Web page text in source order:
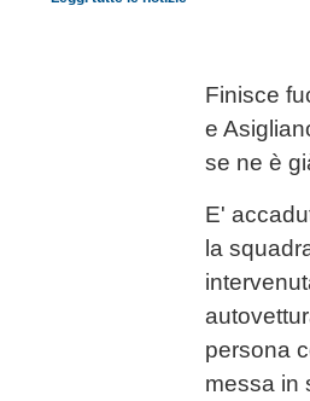
Finisce
e
se ne è
E'
la
persona
messa in